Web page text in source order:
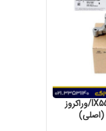
اویل پمپ موتور IX55/وراکروز